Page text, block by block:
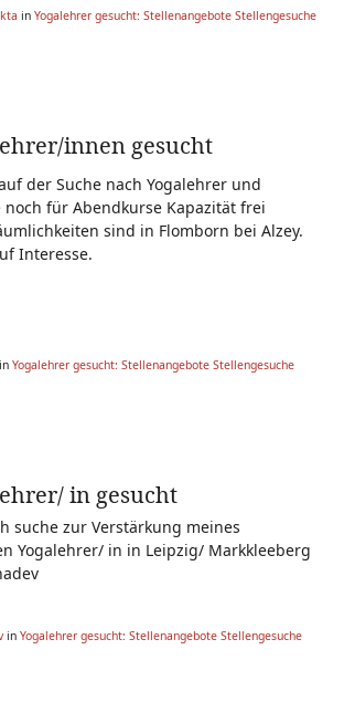
in Yogalehrer gesucht: Stellenangebote Stellengesuche
innen gesucht
der Suche nach Yogalehrer und
für Abendkurse Kapazität frei
sind in Flomborn bei Alzey.
Interesse.
in Yogalehrer gesucht: Stellenangebote Stellengesuche
in gesucht
suche zur Verstärkung meines
Yogalehrer/ in in Leipzig/ Markkleeberg
in Yogalehrer gesucht: Stellenangebote Stellengesuche